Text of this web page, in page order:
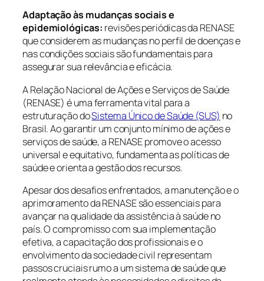
Adaptação às mudanças sociais e
epidemiológicas: revisões periódicas da RENASE
que considerem as mudanças no perfil de doenças e
nas condições sociais são fundamentais para
assegurar sua relevância e eficácia.
A Relação Nacional de Ações e Serviços de Saúde
(RENASE) é uma ferramenta vital para a
estruturação doSistema Único de Saúde (SUS) no
Brasil. Ao garantir um conjunto mínimo de ações e
serviços de saúde, a RENASE promove o acesso
universal e equitativo, fundamenta as políticas de
saúde e orienta a gestão dos recursos.
Apesar dos desafios enfrentados, a manutenção e o
aprimoramento da RENASE são essenciais para
avançar na qualidade da assistência à saúde no
país. O compromisso com sua implementação
efetiva, a capacitação dos profissionais e o
envolvimento da sociedade civil representam
passos cruciais rumo a um sistema de saúde que